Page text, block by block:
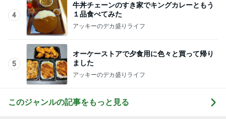
4
牛丼チェーンのすき家でキングカレーともう
１品食べてみた
アッキーのデカ盛りライフ
5
オーケーストアで夕食用に色々と買って帰り
ました
アッキーのデカ盛りライフ
このジャンルの記事をもっと見る